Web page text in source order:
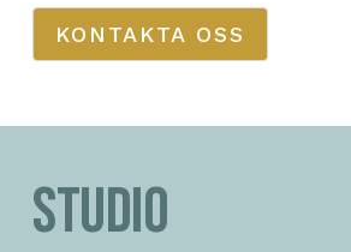
KONTAKTA OSS
Studio